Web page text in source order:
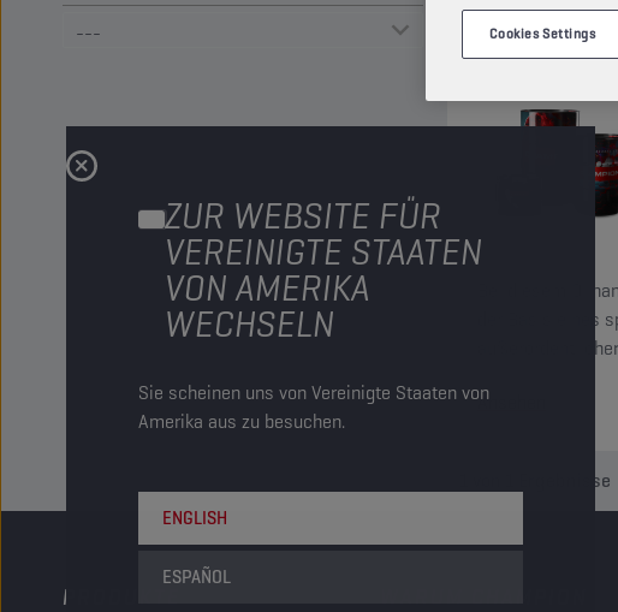
ZUR WEBSITE FÜR
VEREINIGTE STAATEN
VON AMERIKA
WECHSELN
Sie scheinen uns von Vereinigte Staaten von
Amerika aus zu besuchen.
ENGLISH
ESPAÑOL
Bei diesem Öl
der Basis eines
Ansehen
Ergebnisse
PRODUKTE
Cookies Settings